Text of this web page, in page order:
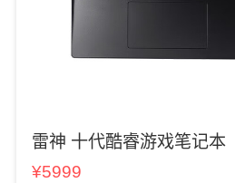
雷神 十代酷睿游戏笔记本
¥5999